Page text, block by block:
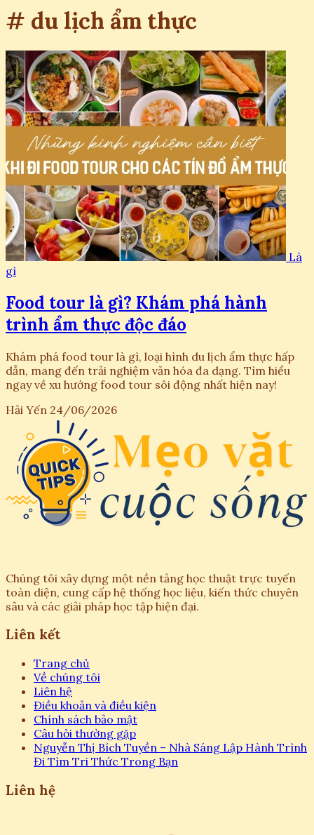
# du lịch ẩm thực
Là
gì
Food tour là gì? Khám phá hành
trình ẩm thực độc đáo
Khám phá food tour là gì, loại hình du lịch ẩm thực hấp
dẫn, mang đến trải nghiệm văn hóa đa dạng. Tìm hiểu
ngay về xu hướng food tour sôi động nhất hiện nay!
Hải Yến 24/06/2026
Chúng tôi xây dựng một nền tảng học thuật trực tuyến
toàn diện, cung cấp hệ thống học liệu, kiến thức chuyên
sâu và các giải pháp học tập hiện đại.
Liên kết
Trang chủ
Về chúng tôi
Liên hệ
Điều khoản và điều kiện
Chính sách bảo mật
Câu hỏi thường gặp
Nguyễn Thị Bích Tuyền – Nhà Sáng Lập Hành Trình
Đi Tìm Tri Thức Trong Bạn
Liên hệ